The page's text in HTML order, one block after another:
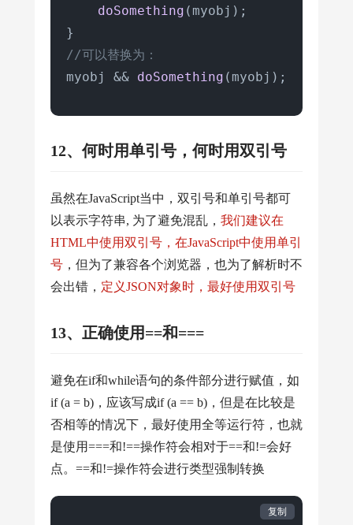
      }
console.log
doSomething (myobj);
//可以替换为：
myobj && doSomething (myobj);
12、何时用单引号，何时用双引号
虽然在JavaScript当中，双引号和单引号都可
以表示字符串, 为了避免混乱， 我们建议在
HTML中使用双引号，在JavaScript中使用单引
号 ，但为了兼容各个浏览器，也为了解析时不
会出错， 定义JSON对象时，最好使用双引号
13、正确使用==和===
避免在if和while语句的条件部分进行赋值，如
if (a = b)，应该写成if (a == b)，但是在比较是
否相等的情况下，最好使用全等运行符，也就
是使用===和!==操作符会相对于==和!=会好
点。==和!=操作符会进行类型强制转换
复制